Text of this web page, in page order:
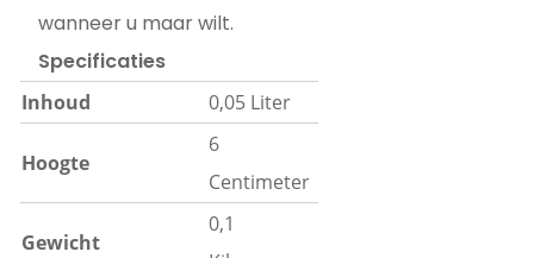
wanneer u maar wilt.
Specificaties
Inhoud 0,05 Liter
Hoogte
6
Centimeter
Gewicht
0,1